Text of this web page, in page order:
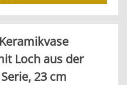
Loch aus der
23 cm